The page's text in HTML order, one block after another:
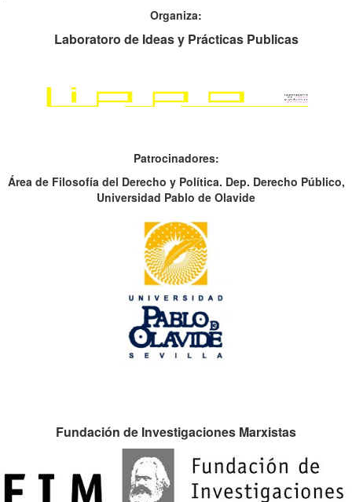
Organiza:
Laboratoro de Ideas y Prácticas Publicas
Patrocinadores:
Área de Filosofía del Derecho y Política. Dep. Derecho Público,
Universidad Pablo de Olavide
Fundación de Investigaciones Marxistas